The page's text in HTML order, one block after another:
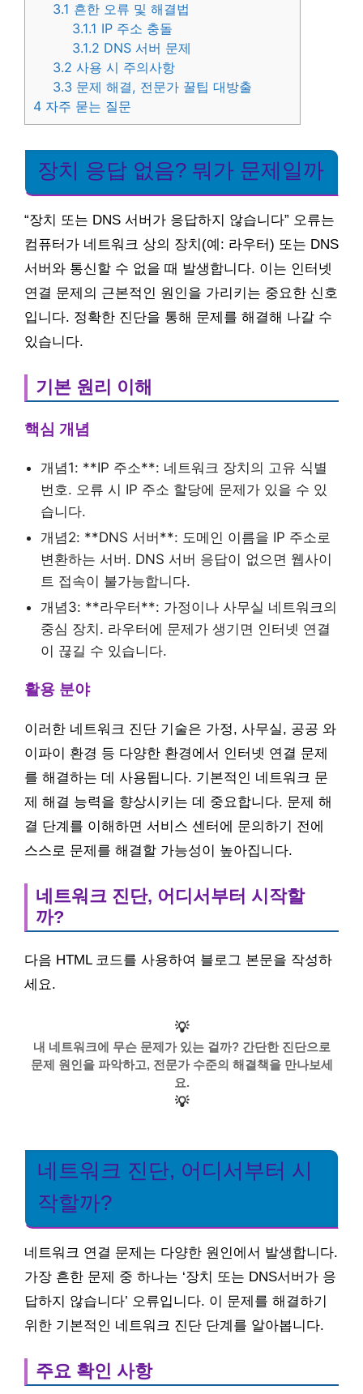
3.1 흔한 오류 및 해결법
3.1.1 IP 주소 충돌
3.1.2 DNS 서버 문제
3.2 사용 시 주의사항
3.3 문제 해결, 전문가 꿀팁 대방출
4 자주 묻는 질문
장치 응답 없음? 뭐가 문제일까
“장치 또는 DNS 서버가 응답하지 않습니다” 오류는
컴퓨터가 네트워크 상의 장치(예: 라우터) 또는 DNS
서버와 통신할 수 없을 때 발생합니다. 이는 인터넷
연결 문제의 근본적인 원인을 가리키는 중요한 신호
입니다. 정확한 진단을 통해 문제를 해결해 나갈 수
있습니다.
기본 원리 이해
핵심 개념
개념1: **IP 주소**: 네트워크 장치의 고유 식별
번호. 오류 시 IP 주소 할당에 문제가 있을 수 있
습니다.
개념2: **DNS 서버**: 도메인 이름을 IP 주소로
변환하는 서버. DNS 서버 응답이 없으면 웹사이
트 접속이 불가능합니다.
개념3: **라우터**: 가정이나 사무실 네트워크의
중심 장치. 라우터에 문제가 생기면 인터넷 연결
이 끊길 수 있습니다.
활용 분야
이러한 네트워크 진단 기술은 가정, 사무실, 공공 와
이파이 환경 등 다양한 환경에서 인터넷 연결 문제
를 해결하는 데 사용됩니다. 기본적인 네트워크 문
제 해결 능력을 향상시키는 데 중요합니다. 문제 해
결 단계를 이해하면 서비스 센터에 문의하기 전에
스스로 문제를 해결할 가능성이 높아집니다.
네트워크 진단, 어디서부터 시작할
까?
다음 HTML 코드를 사용하여 블로그 본문을 작성하
세요.
💡
내 네트워크에 무슨 문제가 있는 걸까? 간단한 진단으로
문제 원인을 파악하고, 전문가 수준의 해결책을 만나보세
요.
💡
네트워크 진단, 어디서부터 시
작할까?
네트워크 연결 문제는 다양한 원인에서 발생합니다.
가장 흔한 문제 중 하나는 ‘장치 또는 DNS서버가 응
답하지 않습니다’ 오류입니다. 이 문제를 해결하기
위한 기본적인 네트워크 진단 단계를 알아봅니다.
주요 확인 사항